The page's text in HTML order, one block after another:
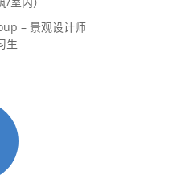
– 景观设计师
生